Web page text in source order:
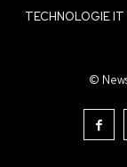
TECHNOLOGIE IT
©